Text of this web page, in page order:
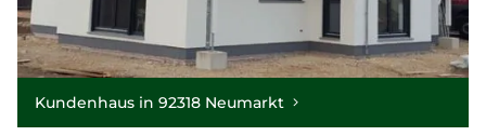
Kundenhaus in 92318 Neumarkt